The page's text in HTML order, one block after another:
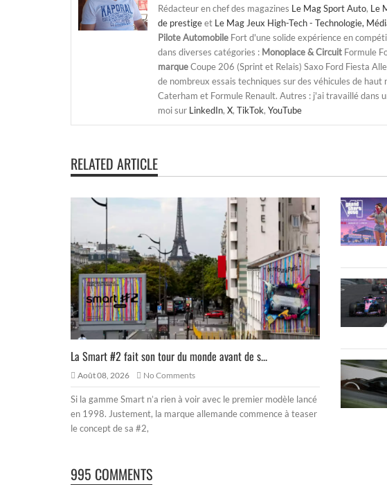
Rédacteur en chef des magazines Le Mag Sport Auto, Le
de prestigeet Le Mag Jeux High-Tech - Technologie,
Pilote Automobile Fort d'une solide expérience en
dans diverses catégories : Monoplace & Circuit Formule
marqueCoupe 206 (Sprint et Relais) Saxo Ford Fiesta
de nombreux essais techniques sur des véhicules de
Caterham et Formule Renault. Autres : j'ai travaillé dans
moi sur LinkedIn, X, TikTok, YouTube
RELATED ARTICLE
La Smart #2 fait son tour du monde avant de s...
Août 08, 2026 No Comments
Si la gamme Smart n’a rien à voir avec le premier modèle lancé
en 1998. Justement, la marque allemande commence à teaser
le concept de sa #2,
995 COMMENTS